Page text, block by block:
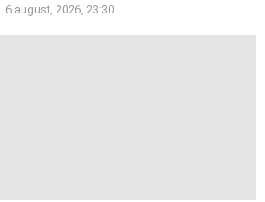
6 august, 2026, 23:30